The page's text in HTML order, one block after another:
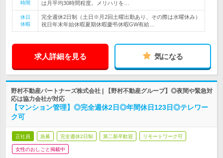
時間
は月平均30時間程度。メリハリを…
休日
休暇
完全週休2日制（土日※月2回土曜出勤あり、その際は水曜休み）
祝日年末年始休暇夏期休暇慶弔休暇GW有給…
求人詳細を見る 気になる
野村不動産パートナーズ株式会社 | 【野村不動産グループ】◎夜間や緊急対
応は協力会社が対応
【マンション管理】◎完全週休2日◎年間休日123日◎テレワー
ク可
正社員 急募 完全週休2日制 第二新卒歓迎 リモートワーク可
女性のおしごと掲載中